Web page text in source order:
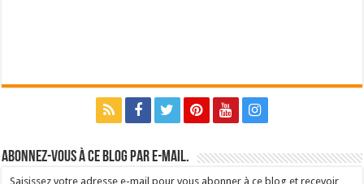
Abonnez-vous à ce blog par e-mail.
Saisissez votre adresse e-mail pour vous abonner à ce blog et recevoir